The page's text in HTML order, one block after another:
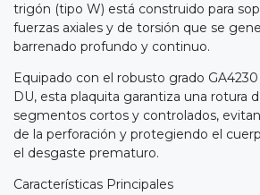
trigón (tipo W) está construido para
fuerzas axiales y de torsión que se
barrenado profundo y continuo.
Equipado con el robusto grado
DU, esta plaquita garantiza una rotura
segmentos cortos y controlados,
de la perforación y protegiendo el
el desgaste prematuro.
Características Principales